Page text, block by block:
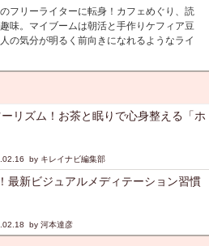
フリーライターに転身！カフェめぐり、読
味。マイブームは朝活と手作りケフィア豆
の気分が明るく前向きになれるようなライ
リズム！お茶と眠りで心身整える「ホ
by キレイナビ編集部
最新ビジュアルメディテーション習慣
by 河本達彦